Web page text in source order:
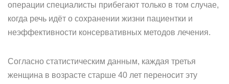
операции специалисты прибегают только в том случае,
когда речь идёт о сохранении жизни пациентки и
неэффективности консервативных методов лечения.
Согласно статистическим данным, каждая третья
женщина в возрасте старше 40 лет переносит эту